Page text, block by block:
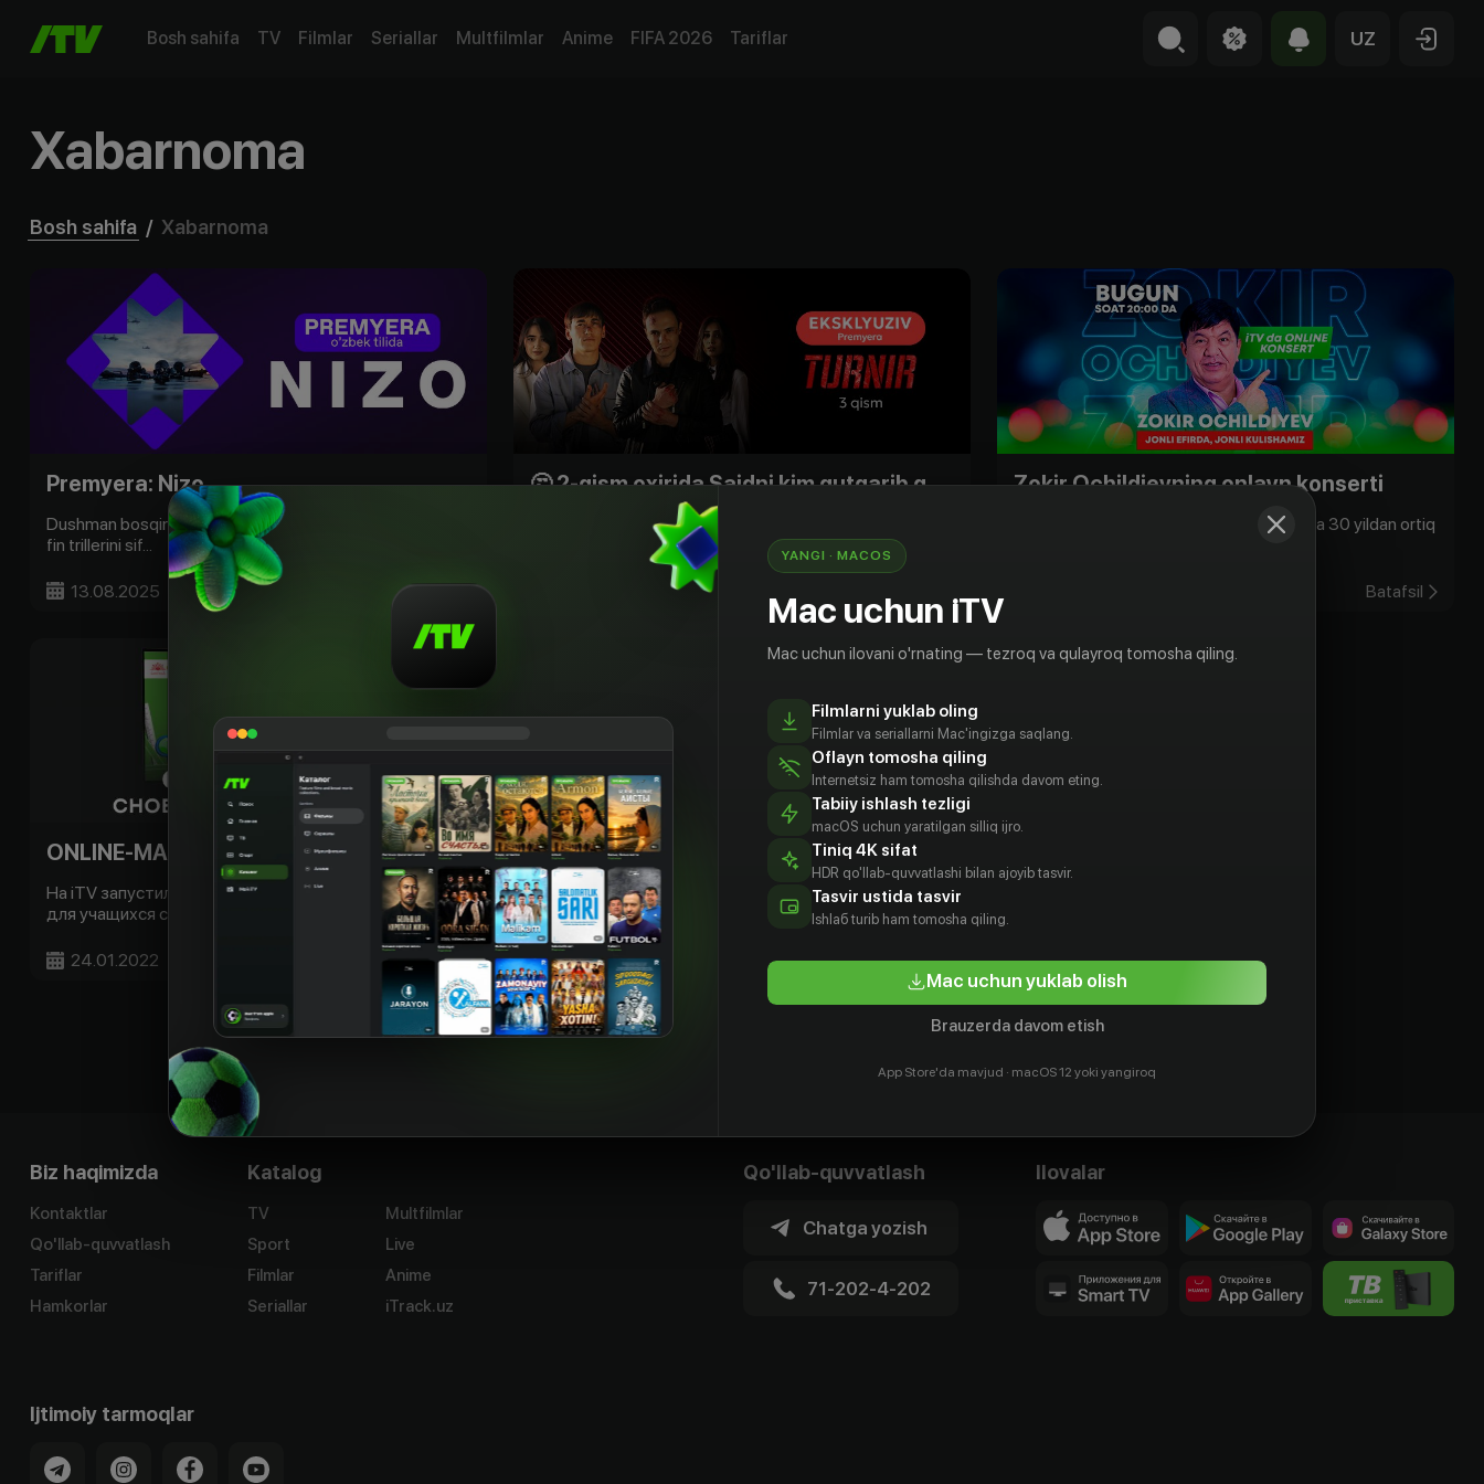
Bosh sahifa TV Filmlar Seriallar Multfilmlar Anime FIFA 2026 Tariflar UZ
Xabarnoma
Bosh sahifa / Xabarnoma
Premyera: Nizo
Dushman bosqini, hayot uchun kurash va fitna siri. Yangi
fin trillerini sif...
13.08.2025 Batafsil
🤔 2-qism oxirida Saidni kim qutqarib qoldi?
🟢 Buni bilib olish uchun «Turnir» serialining 3 qismini
hoziroq iTV da tom...
Zokir Ochildievning onlayn konserti
Bugun, Toshkent vaqti bilan soat 20:00da 30 yildan ortiq
Batafsil
ONLINE-MAKTAB снова доступен на iTV!
На iTV запустились 3 телеканала ONLINE-MAKTAB
для учащихся средних школ: -...
24.01.2022 Batafsil
Иногда всего лишь один забитый в ворота мяч
становится причиной эмоциональн...
29.11.2021 Batafsil
Biz haqimizda
Kontaktlar
Qo'llab-quvvatlash
Tariflar
Hamkorlar
Katalog
TV
Sport
Filmlar
Seriallar
Multfilmlar
Live
Anime
iTrack.uz
Qo'llab-quvvatlash
Chatga yozish
71-202-4-202
Ilovalar
Ijtimoiy tarmoqlar
YANGI · MACOS
Mac uchun iTV
Mac uchun ilovani o'rnating — tezroq va qulayroq tomosha qiling.
Filmlarni yuklab oling
Filmlar va seriallarni Mac'ingizga saqlang.
Oflayn tomosha qiling
Internetsiz ham tomosha qilishda davom eting.
Tabiiy ishlash tezligi
macOS uchun yaratilgan silliq ijro.
Tiniq 4K sifat
HDR qo'llab-quvvatlashi bilan ajoyib tasvir.
Tasvir ustida tasvir
Ishlаб turib ham tomosha qiling.
Mac uchun yuklab olish
Brauzerda davom etish
App Store'da mavjud · macOS 12 yoki yangiroq